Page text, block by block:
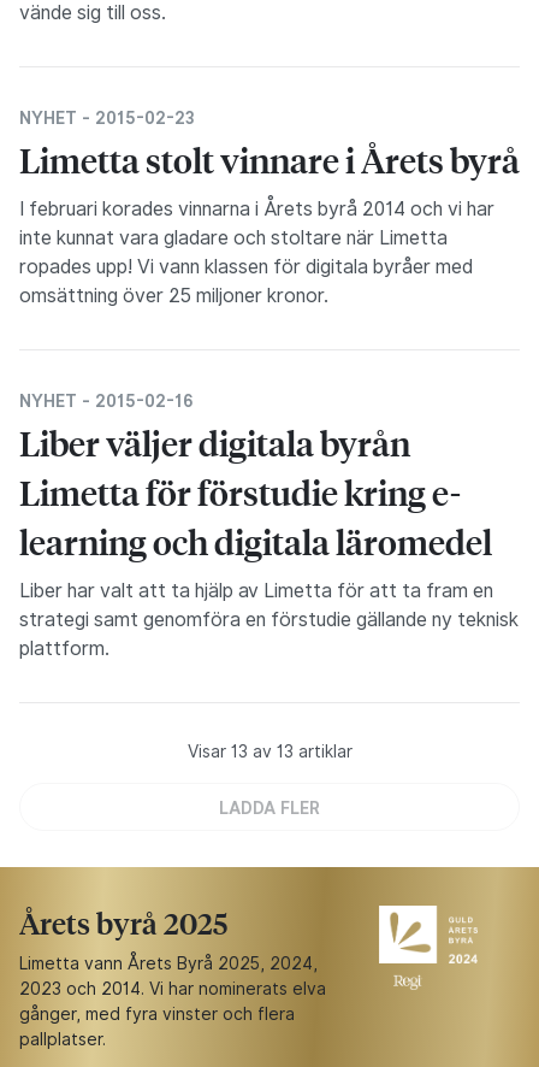
vände sig till oss.
NYHET - 2015-02-23
Limetta stolt vinnare i Årets byrå
I februari korades vinnarna i Årets byrå 2014 och vi har
inte kunnat vara gladare och stoltare när Limetta
ropades upp! Vi vann klassen för digitala byråer med
omsättning över 25 miljoner kronor.
NYHET - 2015-02-16
Liber väljer digitala byrån
Limetta för förstudie kring e-
learning och digitala läromedel
Liber har valt att ta hjälp av Limetta för att ta fram en
strategi samt genomföra en förstudie gällande ny teknisk
plattform.
Visar 13 av 13 artiklar
LADDA FLER
Årets byrå 2025
Limetta vann Årets Byrå 2025, 2024,
2023 och 2014. Vi har nominerats elva
gånger, med fyra vinster och flera
pallplatser.